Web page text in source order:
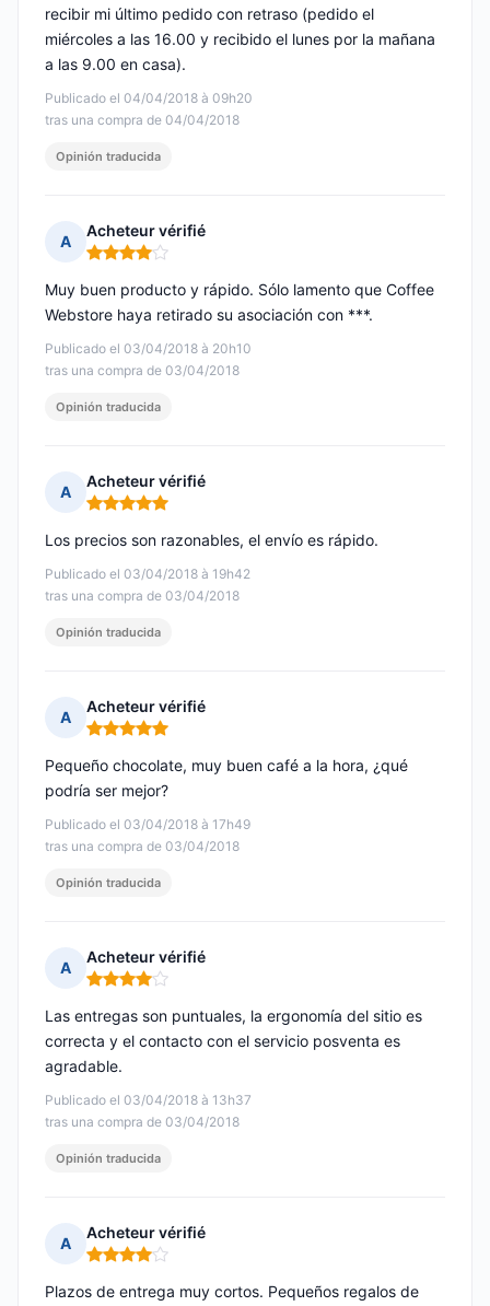
Publicado el 04/04/2018 à 09h20
tras una compra de 04/04/2018
recibir mi último pedido con retraso (pedido el
miércoles a las 16.00 y recibido el lunes por la mañana
a las 9.00 en casa).
Opinión traducida
A
Acheteur vérifié
Nota: 4 de 5
Publicado el 03/04/2018 à 20h10
tras una compra de 03/04/2018
Muy buen producto y rápido. Sólo lamento que Coffee
Webstore haya retirado su asociación con ***.
Opinión traducida
A
Acheteur vérifié
Nota: 5 de 5
Publicado el 03/04/2018 à 19h42
tras una compra de 03/04/2018
Los precios son razonables, el envío es rápido.
Opinión traducida
A
Acheteur vérifié
Nota: 5 de 5
Publicado el 03/04/2018 à 17h49
tras una compra de 03/04/2018
Pequeño chocolate, muy buen café a la hora, ¿qué
podría ser mejor?
Opinión traducida
A
Acheteur vérifié
Nota: 4 de 5
Publicado el 03/04/2018 à 13h37
tras una compra de 03/04/2018
Las entregas son puntuales, la ergonomía del sitio es
correcta y el contacto con el servicio posventa es
agradable.
Opinión traducida
A
Acheteur vérifié
Nota: 4 de 5
Plazos de entrega muy cortos. Pequeños regalos de